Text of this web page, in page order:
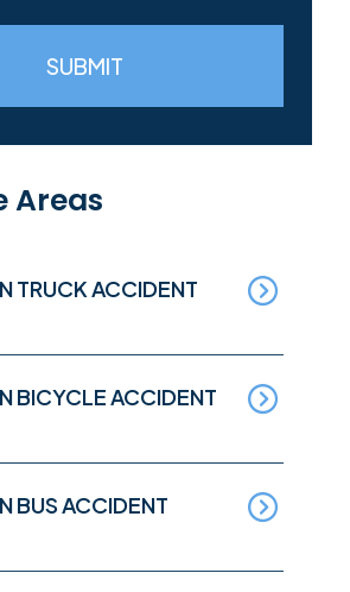
SUBMIT
Areas
TRUCK ACCIDENT
BICYCLE ACCIDENT
BUS ACCIDENT